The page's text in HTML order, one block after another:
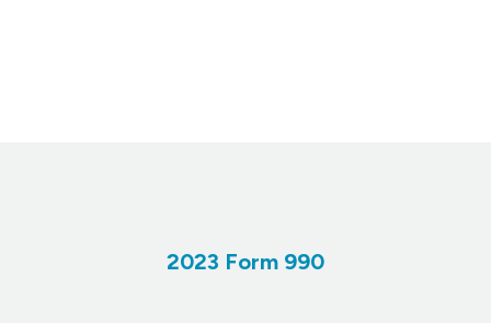
2023 Form 990